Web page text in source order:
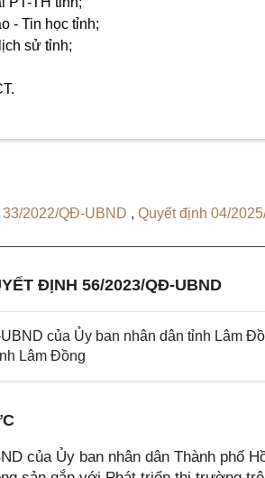
- Tin học tỉnh;
sử tỉnh;
33/2022/QĐ-UBND , Quyết định 04/
ĐỊNH 56/2023/QĐ-UBND
của Ủy ban nhân dân tỉnh Lâm
Lâm Đồng
của Ủy ban nhân dân Thành phố